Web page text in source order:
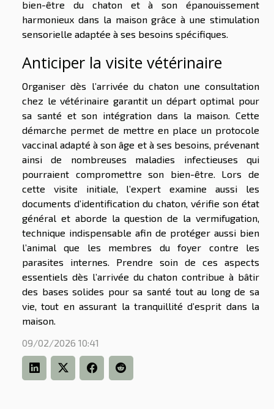
bien-être du chaton et à son épanouissement
harmonieux dans la maison grâce à une stimulation
sensorielle adaptée à ses besoins spécifiques.
Anticiper la visite vétérinaire
Organiser dès l’arrivée du chaton une consultation
chez le vétérinaire garantit un départ optimal pour
sa santé et son intégration dans la maison. Cette
démarche permet de mettre en place un protocole
vaccinal adapté à son âge et à ses besoins, prévenant
ainsi de nombreuses maladies infectieuses qui
pourraient compromettre son bien-être. Lors de
cette visite initiale, l’expert examine aussi les
documents d’identification du chaton, vérifie son état
général et aborde la question de la vermifugation,
technique indispensable afin de protéger aussi bien
l’animal que les membres du foyer contre les
parasites internes. Prendre soin de ces aspects
essentiels dès l’arrivée du chaton contribue à bâtir
des bases solides pour sa santé tout au long de sa
vie, tout en assurant la tranquillité d’esprit dans la
maison.
09/02/2026 10:41